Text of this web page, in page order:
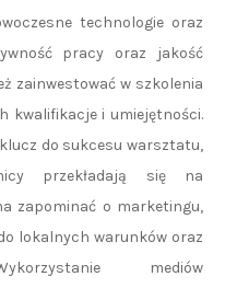
technologie oraz
pracy oraz jakość
zainwestować w szkolenia
kwalifikacje i umiejętności.
do sukcesu warsztatu,
przekładają się na
zapominać o marketingu,
lokalnych warunków oraz
mediów